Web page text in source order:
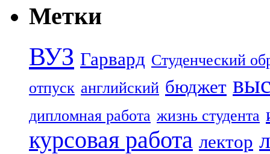
Метки
ВУЗ Гарвард Студенческий
отпуск английский бюджет
дипломная работа жизнь студента
курсовая работа лектор